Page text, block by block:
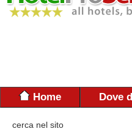
Home Dove
cerca nel sito